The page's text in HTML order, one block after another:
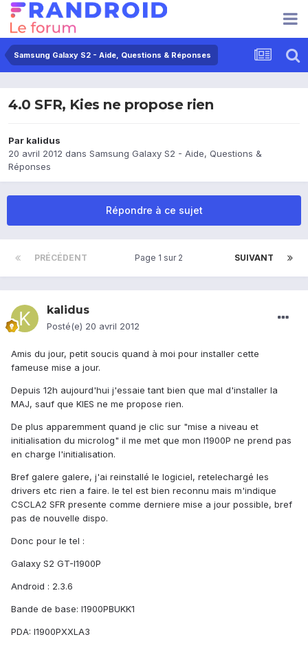
Samsung Galaxy S2 - Aide, Questions & Réponses
4.0 SFR, Kies ne propose rien
Par kalidus
20 avril 2012 dans Samsung Galaxy S2 - Aide, Questions &
Réponses
Répondre à ce sujet
PRÉCÉDENT SUIVANT
Page 1 sur 2
kalidus
Posté(e) 20 avril 2012
Amis du jour, petit soucis quand à moi pour installer cette
fameuse mise a jour.
Depuis 12h aujourd'hui j'essaie tant bien que mal d'installer la
MAJ, sauf que KIES ne me propose rien.
De plus apparemment quand je clic sur "mise a niveau et
initialisation du microlog" il me met que mon I1900P ne prend pas
en charge l'initialisation.
Bref galere galere, j'ai reinstallé le logiciel, retelechargé les
drivers etc rien a faire. le tel est bien reconnu mais m'indique
CSCLA2 SFR presente comme derniere mise a jour possible, bref
pas de nouvelle dispo.
Donc pour le tel :
Galaxy S2 GT-I1900P
Android : 2.3.6
Bande de base: I1900PBUKK1
PDA: I1900PXXLA3